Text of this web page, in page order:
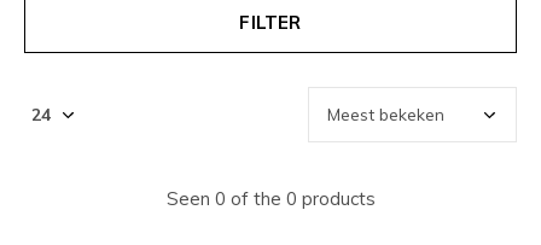
FILTER
Seen 0 of the 0 products